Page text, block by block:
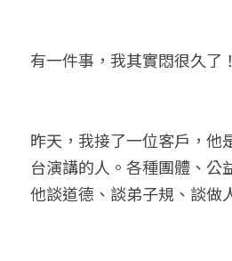
五行計算初階班
團隊訓練營
輕鬆學會科學八字推理
有一件事，我其實悶很久了！
昨天，我接了一位客戶，他
台演講的人。各種團體、公
他談道德、談弟子規、談做